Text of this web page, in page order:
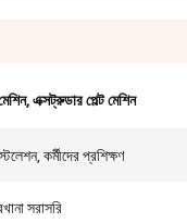
,এক্সট্রুডার পেল্ট মেশিন
কর্মীদের প্রশিক্ষণ
সরাসরি